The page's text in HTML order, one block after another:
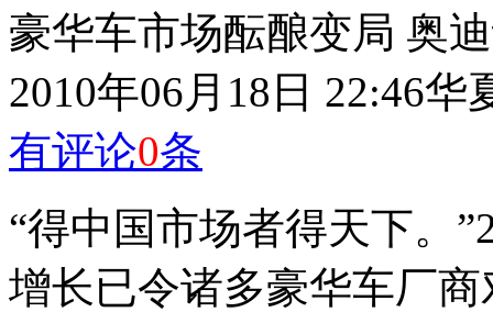
豪华车市场酝酿变局 奥
2010年06月18日 22:46华
有评论0条
“得中国市场者得天下。
增长已令诸多豪华车厂